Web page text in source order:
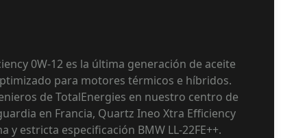
0W-12 es la última generación de aceite
para motores térmicos e híbridos.
de TotalEnergies en nuestro centro de
en Francia, Quartz Ineo Xtra Efficiency
y estricta especificación BMW LL-22FE++.